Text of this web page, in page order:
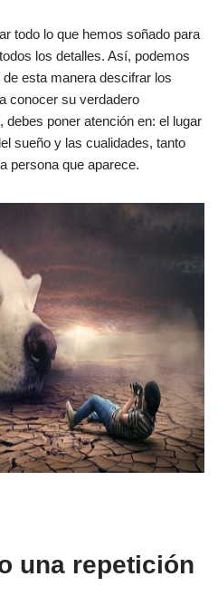
todo lo que hemos soñado para
los detalles. Así, podemos
esta manera descifrar los
conocer su verdadero
poner atención en: el lugar
sueño y las cualidades, tanto
persona que aparece.
una repetición